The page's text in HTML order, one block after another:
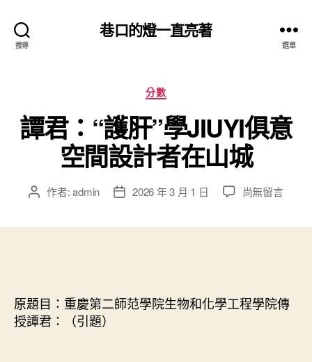
搜尋
巷口的燈一直亮著
選單
分
類
分數
譚君：“護肝”學JIUYI俱意
空間設計者在山城
文 作者:admin
文 2026 年 3 月 1 日
在
俱
意
尚無留言
原題目：重慶第二師范學院生物和化學工程學院傳
授譚君：（引題）